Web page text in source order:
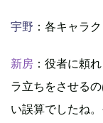
宇野 ：各キャラ
新房 ：役者に頼
ラ立ちをさせる
い誤算でしたね